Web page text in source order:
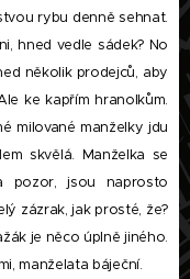
rybu denně sehnat.
hned vedle sádek? No
několik prodejců, aby
ke kapřím hranolkům.
milované manželky jdu
skvělá. Manželka se
pozor, jsou naprosto
zázrak, jak prosté, že?
je něco úplně jiného.
manželata báječní.